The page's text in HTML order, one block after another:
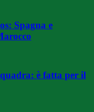
Spagna e
è fatta per il